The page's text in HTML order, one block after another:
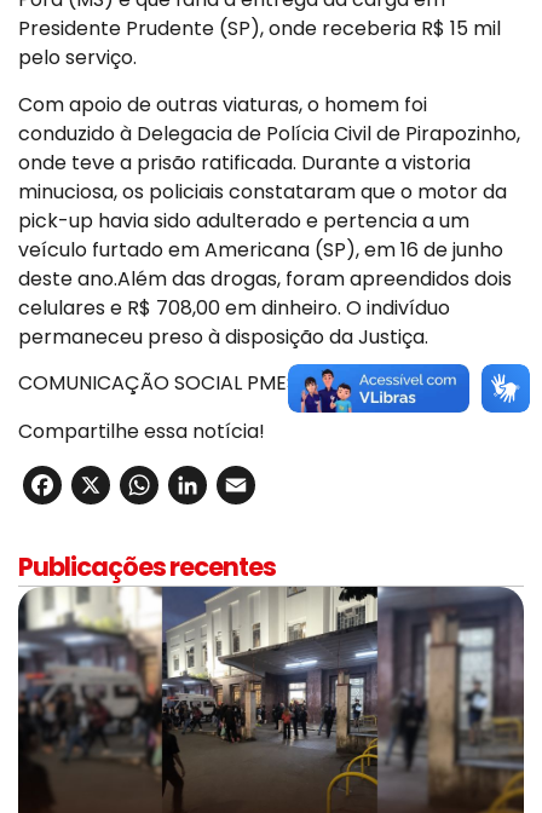
Presidente Prudente (SP), onde receberia R$ 15 mil
pelo serviço.
Com apoio de outras viaturas, o homem foi
conduzido à Delegacia de Polícia Civil de Pirapozinho,
onde teve a prisão ratificada. Durante a vistoria
minuciosa, os policiais constataram que o motor da
pick-up havia sido adulterado e pertencia a um
veículo furtado em Americana (SP), em 16 de junho
deste ano.Além das drogas, foram apreendidos dois
celulares e R$ 708,00 em dinheiro. O indivíduo
permaneceu preso à disposição da Justiça.
COMUNICAÇÃO SOCIAL PMESP
Compartilhe essa notícia!
Facebook
X WhatsApp
LinkedIn
Publicações recentes